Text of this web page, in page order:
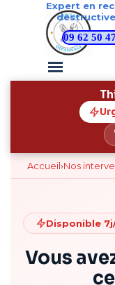
Aller au contenu
09 62 50
Expert en
Accueil›Nos
Disponible
Vous